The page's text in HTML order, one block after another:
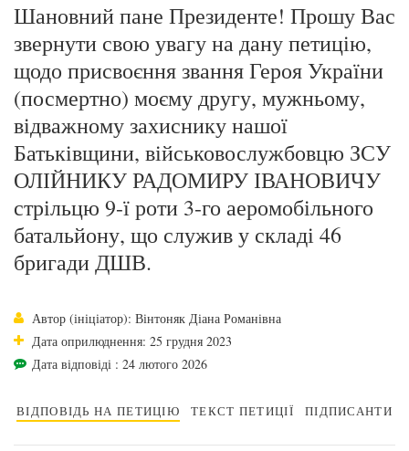
Шановний пане Президенте! Прошу Вас
звернути свою увагу на дану петицію,
щодо присвоєння звання Героя України
(посмертно) моєму другу, мужньому,
відважному захиснику нашої
Батьківщини, військовослужбовцю ЗСУ
ОЛІЙНИКУ РАДОМИРУ ІВАНОВИЧУ
стрільцю 9-ї роти 3-го аеромобільного
батальйону, що служив у складі 46
бригади ДШВ.
Автор (ініціатор): Вінтоняк Діана Романівна
Дата оприлюднення: 25 грудня 2023
Дата відповіді : 24 лютого 2026
ВІДПОВІДЬ НА ПЕТИЦІЮ ТЕКСТ ПЕТИЦІЇ ПІДПИСАНТИ